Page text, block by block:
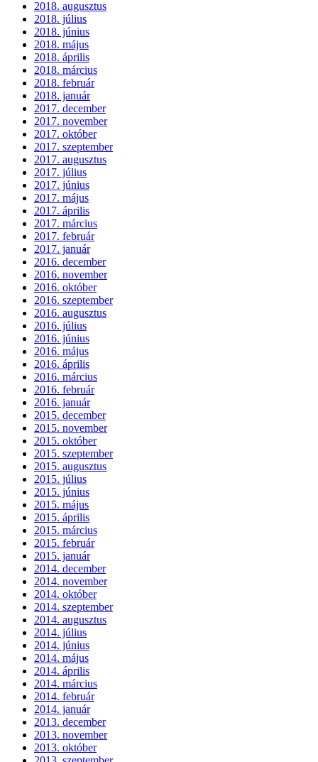
2018. augusztus
2018. július
2018. június
2018. május
2018. április
2018. március
2018. február
2018. január
2017. december
2017. november
2017. október
2017. szeptember
2017. augusztus
2017. július
2017. június
2017. május
2017. április
2017. március
2017. február
2017. január
2016. december
2016. november
2016. október
2016. szeptember
2016. augusztus
2016. július
2016. június
2016. május
2016. április
2016. március
2016. február
2016. január
2015. december
2015. november
2015. október
2015. szeptember
2015. augusztus
2015. július
2015. június
2015. május
2015. április
2015. március
2015. február
2015. január
2014. december
2014. november
2014. október
2014. szeptember
2014. augusztus
2014. július
2014. június
2014. május
2014. április
2014. március
2014. február
2014. január
2013. december
2013. november
2013. október